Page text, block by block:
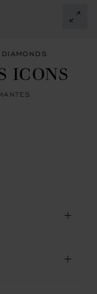
1
DIAPOSITIVA 2
LA DIAPOSITIVA 3
A LA
ICONS